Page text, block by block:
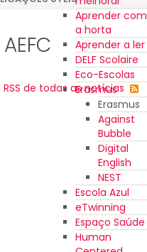
Aprender com
a horta
Aprender a ler
DELF Scolaire
Eco-Escolas
Erasmus
Erasmus
Against
Bubble
Digital
English
NEST
Escola Azul
eTwinning
Espaço Saúde
Human
RSS de todas as notícias